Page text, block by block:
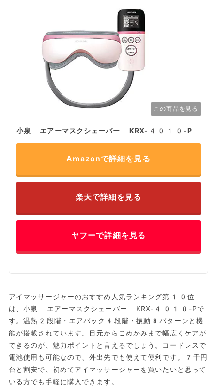
この商品を見る
小泉 エアーマスクシェーバー KRX-4010-P
Amazonで詳細を見る
楽天で詳細を見る
ヤフーで詳細を見る
アイマッサージャーのおすすめ人気ランキング第10位
は、小泉 エアーマスクシェーバー KRX-4010-Pで
す。温熱2段階・エアパック4段階・振動8パターンと機
能が搭載されています。目元からこめかみまで幅広くケアが
できるのが、魅力ポイントと言えるでしょう。コードレスで
電池使用も可能なので、外出先でも使えて便利です。7千円
台と割安で、初めてアイマッサージャーを買いたいと思って
いる方でも手軽に購入できます。